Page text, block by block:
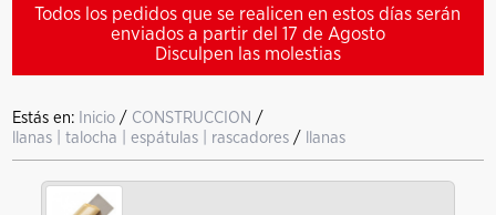
Todos los pedidos que se realicen en estos días serán
enviados a partir del 17 de Agosto
Disculpen las molestias
Estás en: Inicio / CONSTRUCCION /
llanas | talocha | espátulas | rascadores / llanas